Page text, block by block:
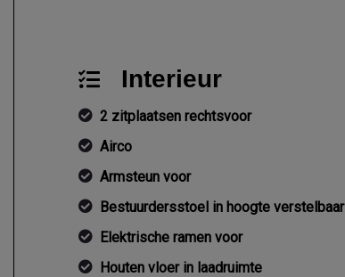
Interieur
2 zitplaatsen rechtsvoor
Airco
Armsteun voor
Bestuurdersstoel in hoogte verstelbaar
Elektrische ramen voor
Houten vloer in laadruimte